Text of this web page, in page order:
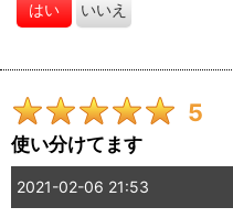
はい いいえ
5
使い分けてます
2021-02-06 21:53